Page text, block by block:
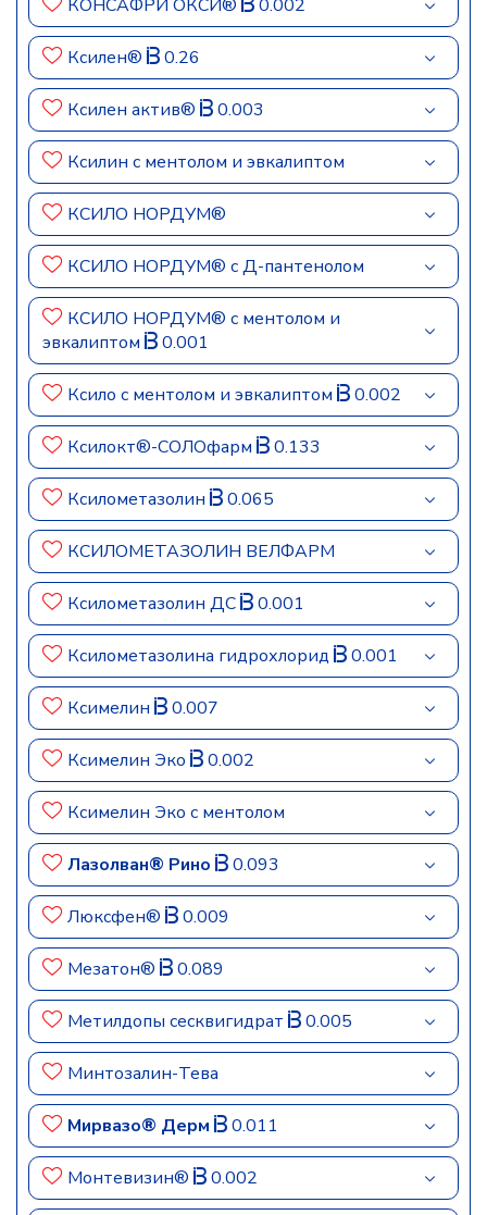
КОНСАФРИ ОКСИ® 0.002
Ксилен® 0.26
Ксилен актив® 0.003
Ксилин с ментолом и эвкалиптом
КСИЛО НОРДУМ®
КСИЛО НОРДУМ® с Д-пантенолом
КСИЛО НОРДУМ® с ментолом и
эвкалиптом
0.001
Ксило с ментолом и эвкалиптом 0.002
Ксилокт®-СОЛОфарм 0.133
Ксилометазолин 0.065
КСИЛОМЕТАЗОЛИН ВЕЛФАРМ
Ксилометазолин ДС 0.001
Ксилометазолина гидрохлорид 0.001
Ксимелин 0.007
Ксимелин Эко 0.002
Ксимелин Эко с ментолом
Лазолван® Рино 0.093
Люксфен® 0.009
Мезатон® 0.089
Метилдопы сесквигидрат 0.005
Минтозалин-Тева
Мирвазо® Дерм 0.011
Монтевизин® 0.002